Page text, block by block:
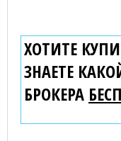
ХОТИТЕ
ЗНАЕТЕ
БРОКЕРА